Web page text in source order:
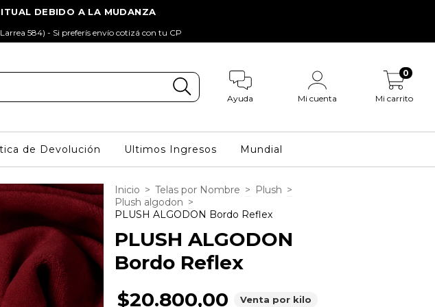
584) - Si preferís envío cotizá con tu CP
Ayuda Mi cuenta Mi carrito
0
de Devolución Ultimos Ingresos Mundial
Inicio > Telas por Nombre > Plush >
Plush algodon >
PLUSH ALGODON Bordo Reflex
PLUSH ALGODON
Bordo Reflex
$20.800,00
Venta por kilo